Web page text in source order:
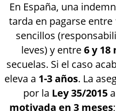
En España, una
tarda en pagarse entre
sencillos
leves) y entre6 y 18
secuelas. Si el caso
eleva a 1-3 años. La
por la Ley 35/2015
motivada en 3 meses